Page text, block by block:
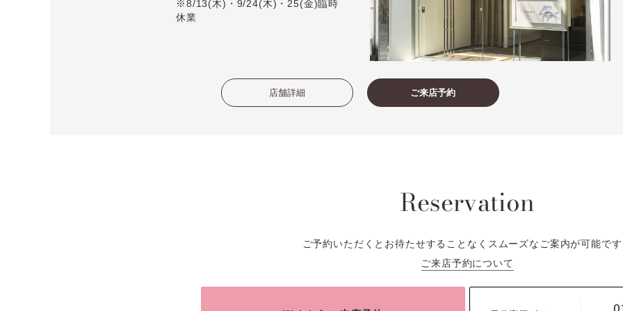
※8/13(木)・9/24(木)・25(金)臨時
休業
店舗詳細 ご来店予約
Reservation
ご予約いただくとお待たせすることなくスムーズなご案内が可能です
ご来店予約について